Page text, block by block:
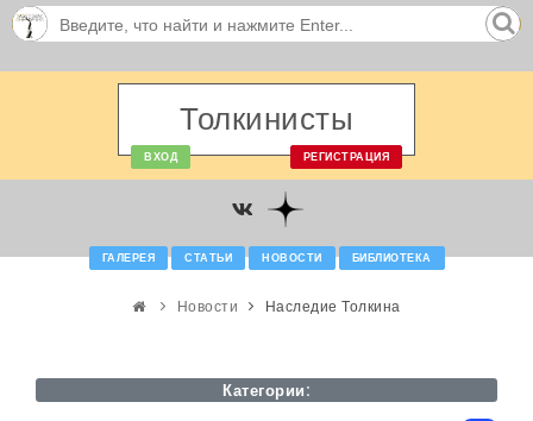
Толкинисты
ВХОД РЕГИСТРАЦИЯ
ГАЛЕРЕЯ СТАТЬИ НОВОСТИ БИБЛИОТЕКА
Новости Наследие Толкина
Категории: